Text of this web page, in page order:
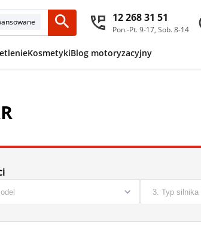
12 268 31 51
Pon.-Pt. 9-17, Sob. 8-14
KosmetykiBlog motoryzacyjny